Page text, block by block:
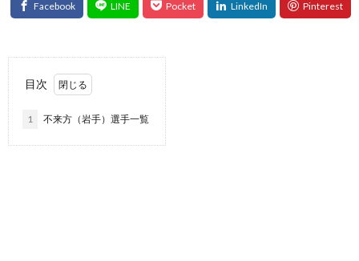
目次
1 不来方（岩手）選手一覧